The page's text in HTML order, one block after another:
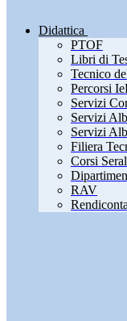
Didattica
PTOF
Libri di
Tecnico
Percorsi
Servizi
Servizi
Servizi
Filiera
Corsi
RAV